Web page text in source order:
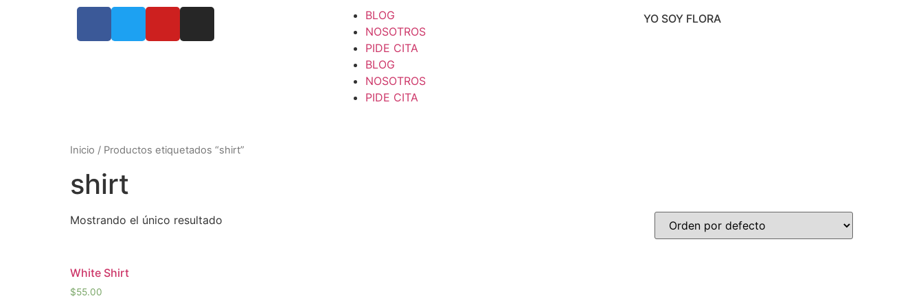
BLOG
NOSOTROS
PIDE CITA
BLOG
NOSOTROS
PIDE CITA
YO SOY FLORA
Inicio / Productos etiquetados “shirt”
shirt
Mostrando el único resultado
White Shirt
$55.00